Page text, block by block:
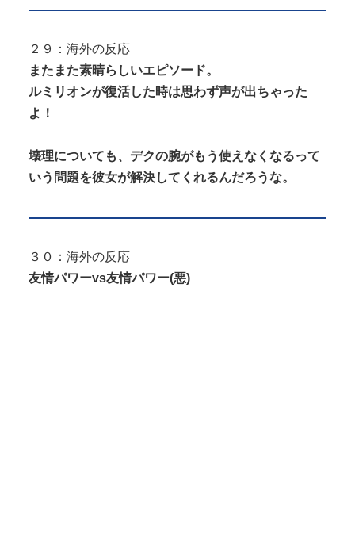
２９：海外の反応
またまた素晴らしいエピソード。
ルミリオンが復活した時は思わず声が出ちゃった
よ！
壊理についても、デクの腕がもう使えなくなるって
いう問題を彼女が解決してくれるんだろうな。
３０：海外の反応
友情パワーvs友情パワー(悪)